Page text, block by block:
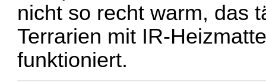
nicht so recht warm, das
Terrarien mit IR-
funktioniert.